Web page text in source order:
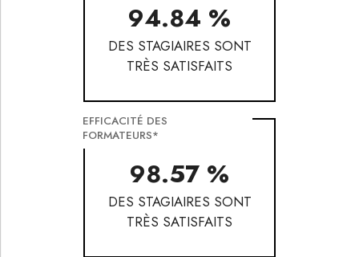
94.84 %
DES STAGIAIRES SONT
TRÈS SATISFAITS
EFFICACITÉ DES
FORMATEURS*
98.57 %
DES STAGIAIRES SONT
TRÈS SATISFAITS